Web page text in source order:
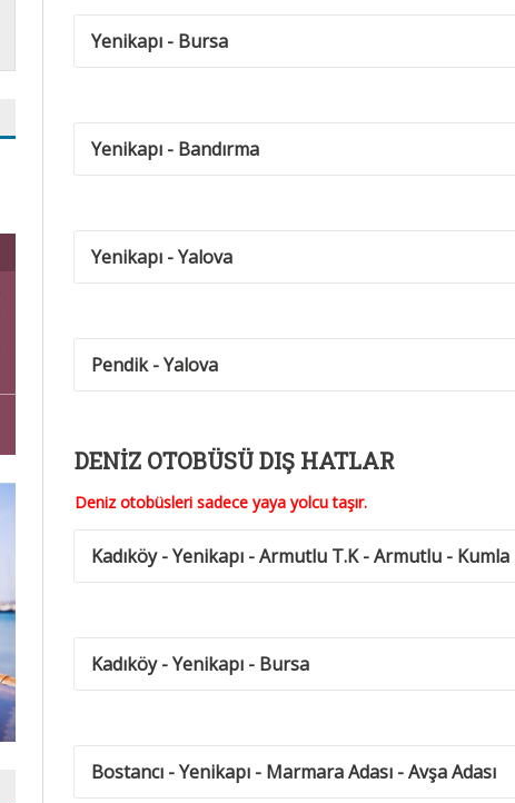
Yenikapı - Bursa
Yenikapı - Bandırma
Yenikapı - Yalova
Pendik - Yalova
DENİZ OTOBÜSÜ DIŞ HATLAR
Deniz otobüsleri sadece yaya yolcu taşır.
Kadıköy - Yenikapı - Armutlu T.K - Armutlu - Kumla
Kadıköy - Yenikapı - Bursa
Bostancı - Yenikapı - Marmara Adası - Avşa Adası